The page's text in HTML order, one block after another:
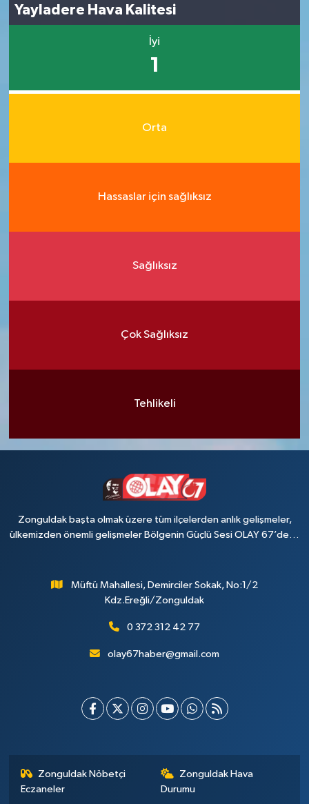
Yayladere Hava Kalitesi
İyi
1
Orta
Hassaslar için sağlıksız
Sağlıksız
Çok Sağlıksız
Tehlikeli
Zonguldak başta olmak üzere tüm ilçelerden anlık gelişmeler,
ülkemizden önemli gelişmeler Bölgenin Güçlü Sesi OLAY 67’de…
Müftü Mahallesi, Demirciler Sokak, No:1/2
Kdz.Ereğli/Zonguldak
0 372 312 42 77
olay67haber@gmail.com
Zonguldak Nöbetçi
Eczaneler
Zonguldak Hava
Durumu